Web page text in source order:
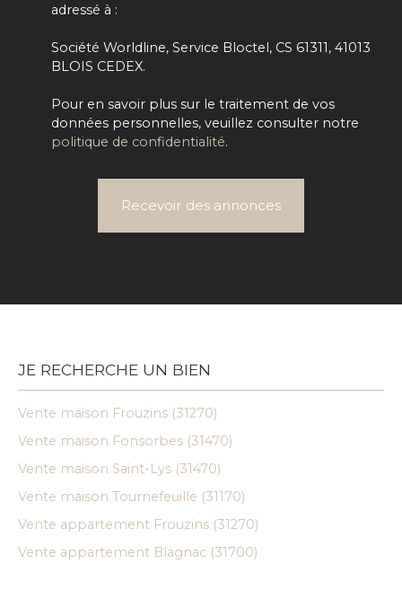
adressé à :
Société Worldline, Service Bloctel, CS 61311, 41013
BLOIS CEDEX.
Pour en savoir plus sur le traitement de vos
données personnelles, veuillez consulter notre
politique de confidentialité.
Recevoir des annonces
JE RECHERCHE UN BIEN
Vente maison Frouzins (31270)
Vente maison Fonsorbes (31470)
Vente maison Saint-Lys (31470)
Vente maison Tournefeuille (31170)
Vente appartement Frouzins (31270)
Vente appartement Blagnac (31700)